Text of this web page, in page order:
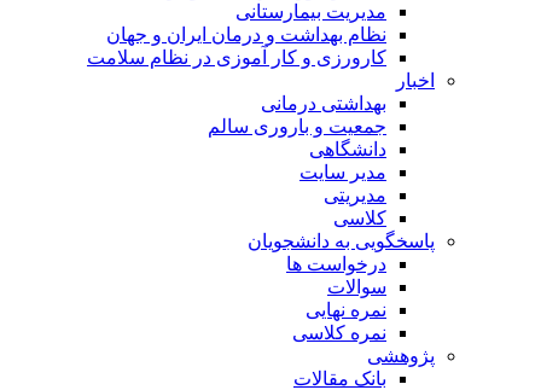
مدیریت بیمارستانی
نظام بهداشت و درمان ایران و جهان
کارورزی و کار آموزی در نظام سلامت
اخبار
بهداشتی درمانی
جمعیت و باروری سالم
دانشگاهی
مدیر سایت
مدیریتی
کلاسی
پاسخگویی به دانشجویان
درخواست ها
سوالات
نمره نهایی
نمره کلاسی
پژوهشی
بانک مقالات